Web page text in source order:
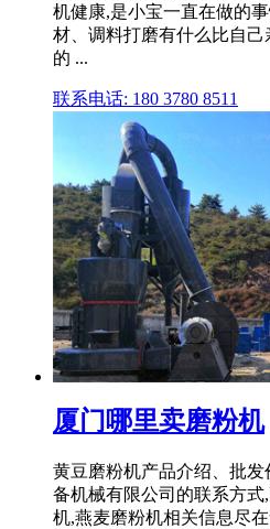
机健康,是小宝一直在做的
材、调料打磨有什么比自
的 ...
联系电话: 180 3780 8511
厦门哪里卖磨粉机
黄豆磨粉机产品介绍、批
备机械有限公司的联系方
机,燕麦磨粉机相关信息尽